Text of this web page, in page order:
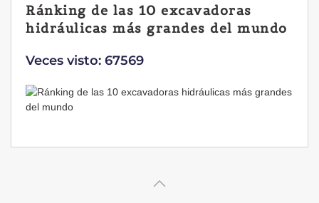
Las ventajas de la excavadora
Yanmar B7 Sigma-6
Veces visto: 32224